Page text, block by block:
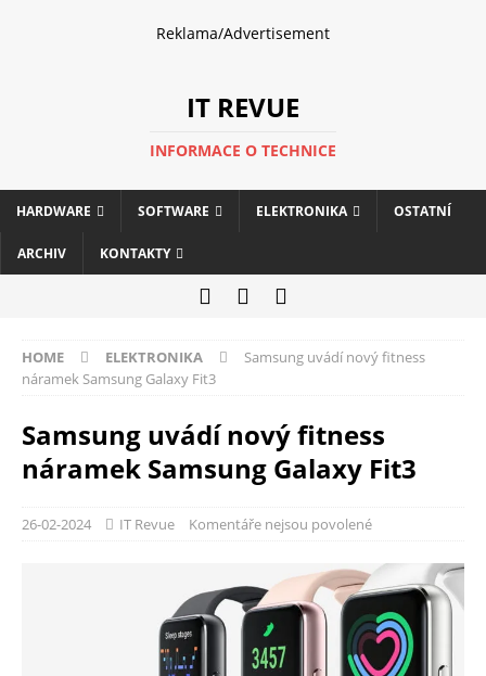
Reklama/Advertisement
IT REVUE
INFORMACE O TECHNICE
HARDWARE SOFTWARE ELEKTRONIKA OSTATNÍ
ARCHIV KONTAKTY
HOME ELEKTRONIKA
Samsung uvádí nový fitness
náramek Samsung Galaxy Fit3
Samsung uvádí nový fitness
náramek Samsung Galaxy Fit3
26-02-2024 IT Revue Komentáře nejsou povolené